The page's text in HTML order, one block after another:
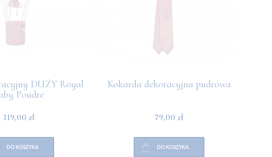
DUŻY Royal
Poudre
319,00 zł
DO KOSZYKA
Kokarda dekoracyjna pudrowa
79,00 zł
DO KOSZYKA